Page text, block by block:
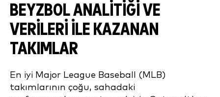
BEYZBOL ANALITIĞI VE
VERILERI ILE KAZANAN
TAKIMLAR
En iyi Major League Baseball (MLB)
takımlarının çoğu, sahadaki